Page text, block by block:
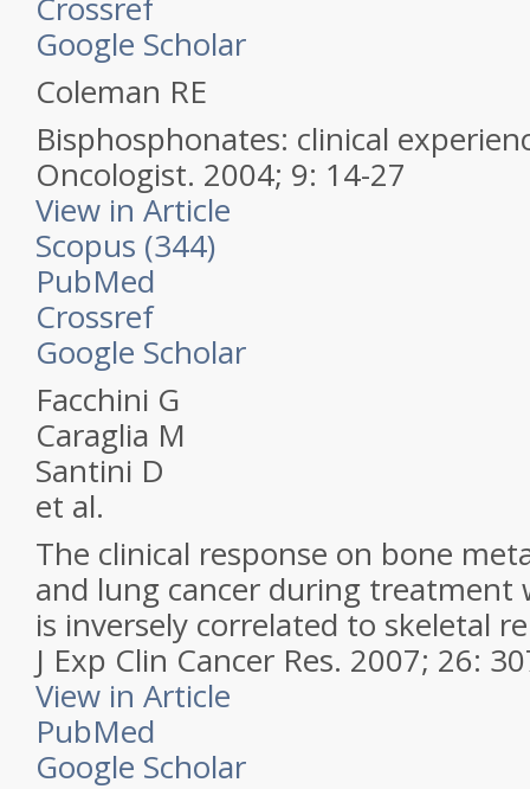
Google Scholar
Coleman RE
Bisphosphonates: clinical
Oncologist. 2004; 9: 14-27
View in Article
Scopus (344)
PubMed
Crossref
Google Scholar
Facchini G
Caraglia M
Santini D
et al.
The clinical response on bone
and lung cancer during treatment
is inversely correlated to skeletal
J Exp Clin Cancer Res. 2007; 26:
View in Article
PubMed
Google Scholar